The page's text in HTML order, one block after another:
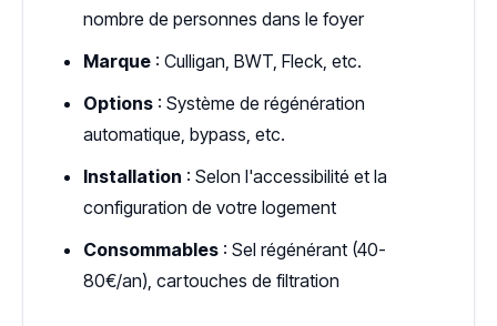
nombre de personnes dans le foyer
Marque : Culligan, BWT, Fleck, etc.
Options : Système de régénération
automatique, bypass, etc.
Installation : Selon l'accessibilité et la
configuration de votre logement
Consommables : Sel régénérant (40-
80€/an), cartouches de filtration